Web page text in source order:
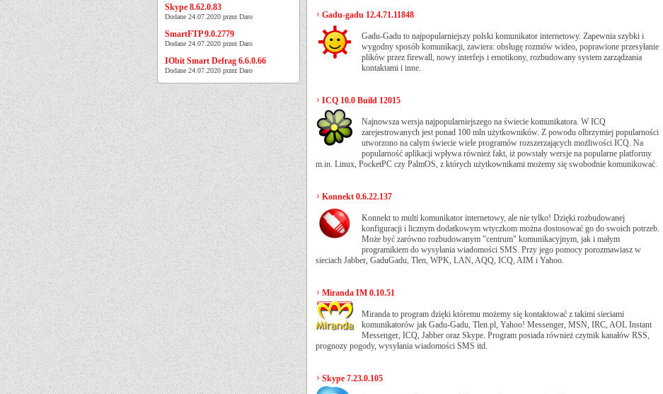
Skype 8.62.0.83
Dodane 24.07.2020 przez Daro
SmartFTP 9.0.2779
Dodane 24.07.2020 przez Daro
IObit Smart Defrag 6.6.0.66
Dodane 24.07.2020 przez Daro
Gadu-gadu 12.4.71.11848
Gadu-Gadu to najpopularniejszy polski komunikator internetowy. Zapewnia szybki i
wygodny sposób komunikacji, zawiera: obsługę rozmów wideo, poprawione przesyłanie
plików przez firewall, nowy interfejs i emotikony, rozbudowany system zarządzania
kontaktami i inne.
ICQ 10.0 Build 12015
Najnowsza wersja najpopularniejszego na świecie komunikatora. W ICQ
zarejestrowanych jest ponad 100 mln użytkowników. Z powodu olbrzymiej popularności
utworzono na calym świecie wiele programów rozszerzających możliwości ICQ. Na
popularność aplikacji wpływa również fakt, iż powstały wersje na popularne platformy
m.in. Linux, PocketPC czy PalmOS, z których użytkownikami możemy się swobodnie komunikować.
Konnekt 0.6.22.137
Konnekt to multi komunikator internetowy, ale nie tylko! Dzięki rozbudowanej
konfiguracji i licznym dodatkowym wtyczkom można dostosować go do swoich potrzeb.
Może być zarówno rozbudowanym "centrum" komunikacyjnym, jak i małym
programikiem do wysyłania wiadomości SMS. Przy jego pomocy porozmawiasz w
sieciach Jabber, GaduGadu, Tlen, WPK, LAN, AQQ, ICQ, AIM i Yahoo.
Miranda IM 0.10.51
Miranda to program dzięki któremu możemy się kontaktować z takimi sieciami
komunikatorów jak Gadu-Gadu, Tlen.pl, Yahoo! Messenger, MSN, IRC, AOL Instant
Messenger, ICQ, Jabber oraz Skype. Program posiada również czytnik kanałów RSS,
prognozy pogody, wysyłania wiadomości SMS itd.
Skype 7.23.0.105